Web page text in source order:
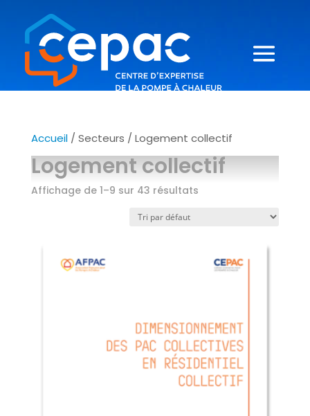
Accueil/ Secteurs / Logement collectif
Logement collectif
Affichage de 1–9 sur 43 résultats